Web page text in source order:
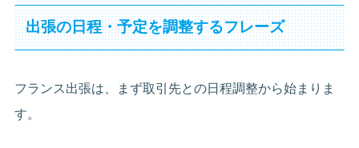
出張の日程・予定を調整するフレーズ
フランス出張は、まず取引先との日程調整から始まりま
す。